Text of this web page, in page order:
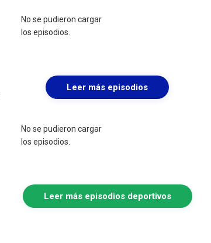
No se pudieron cargar
los episodios.
Leer más episodios
No se pudieron cargar
los episodios.
Leer más episodios deportivos